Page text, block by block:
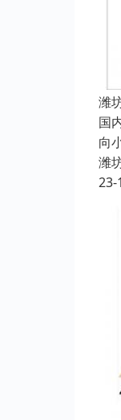
潍
国
向
潍
23-